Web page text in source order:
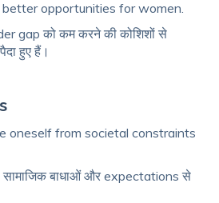
opportunities for women.
को कम करने की कोशिशों से
हुए हैं।
oneself from societal constraints
बाधाओं और expectations से